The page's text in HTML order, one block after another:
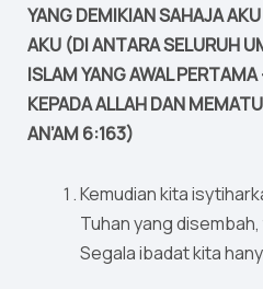
YANG DEMIKIAN SAHAJA
AKU (DI ANTARA SELURUH
ISLAM YANG AWAL
KEPADA ALLAH DAN
AN’AM 6:163)
Kemudian kita
Tuhan yang
Segala ibadat kita